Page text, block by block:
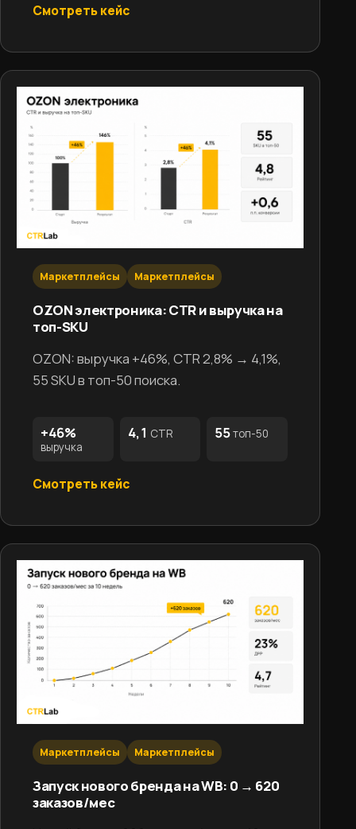
Смотреть кейс
Маркетплейсы Маркетплейсы
OZON электроника: CTR и выручка на
топ-SKU
OZON: выручка +46%, CTR 2,8% → 4,1%,
55 SKU в топ-50 поиска.
+46%
выручка
4,1 CTR 55топ-50
Смотреть кейс
Маркетплейсы Маркетплейсы
Запуск нового бренда на WB: 0 → 620
заказов/мес